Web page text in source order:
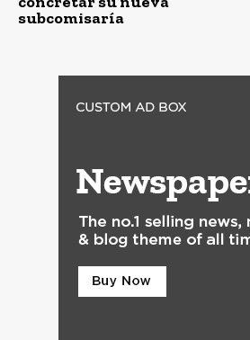
subcomisaría